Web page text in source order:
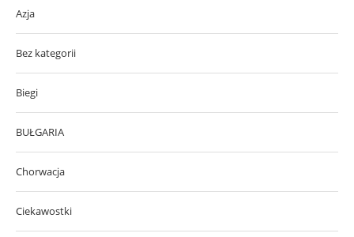
Azja
Bez kategorii
Biegi
BUŁGARIA
Chorwacja
Ciekawostki